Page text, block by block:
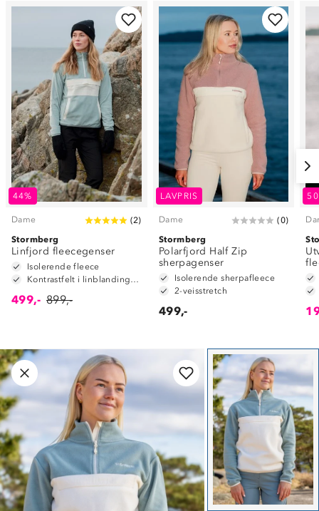
44%
Dame (2)
Stormberg
Linfjord fleecegenser
Isolerende fleece
Kontrastfelt i linblanding på albuene
499,- 899,-
LAVPRIS
Dame (0)
Stormberg
Polarfjord Half Zip
sherpagenser
Isolerende sherpafleece
2-veisstretch
499,-